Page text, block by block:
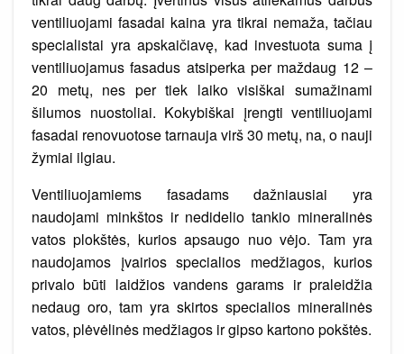
ventiliuojami fasadai kaina yra tikrai nemaža, tačiau
specialistai yra apskaičiavę, kad investuota suma į
ventiliuojamus fasadus atsiperka per maždaug 12 –
20 metų, nes per tiek laiko visiškai sumažinami
šilumos nuostoliai. Kokybiškai įrengti ventiliuojami
fasadai renovuotose tarnauja virš 30 metų, na, o nauji
žymiai ilgiau.
Ventiliuojamiems fasadams dažniausiai yra
naudojami minkštos ir nedidelio tankio mineralinės
vatos plokštės, kurios apsaugo nuo vėjo. Tam yra
naudojamos įvairios specialios medžiagos, kurios
privalo būti laidžios vandens garams ir praleidžia
nedaug oro, tam yra skirtos specialios mineralinės
vatos, plėvėlinės medžiagos ir gipso kartono pokštės.